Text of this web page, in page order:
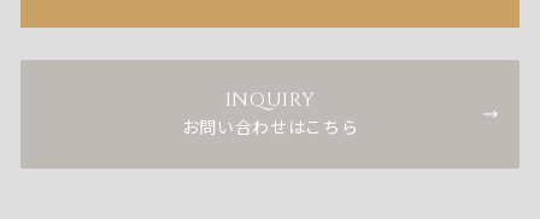
INQUIRY
お問い合わせはこちら